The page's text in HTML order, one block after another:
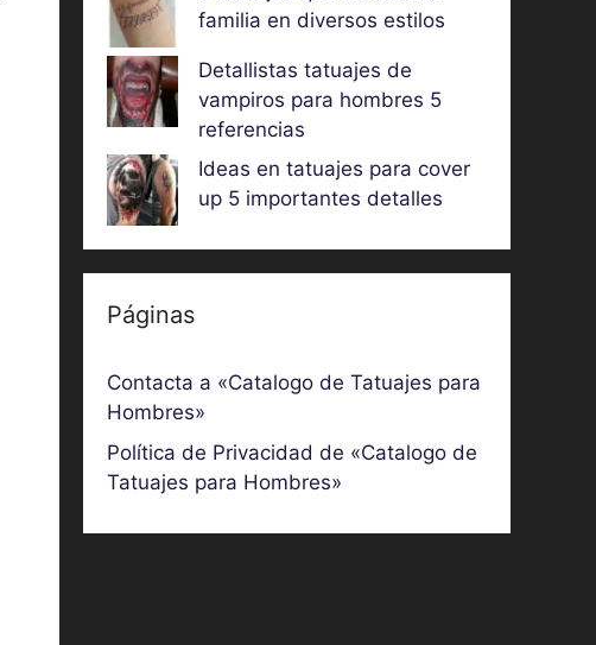
familia en diversos estilos
Detallistas tatuajes de
vampiros para hombres 5
referencias
Ideas en tatuajes para cover
up 5 importantes detalles
Páginas
Contacta a «Catalogo de Tatuajes para
Hombres»
Política de Privacidad de «Catalogo de
Tatuajes para Hombres»